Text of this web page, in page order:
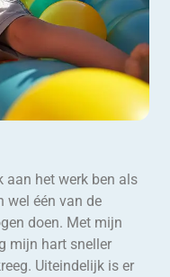
aan het werk ben als
wel één van de
doen. Met mijn
mijn hart sneller
Uiteindelijk is er